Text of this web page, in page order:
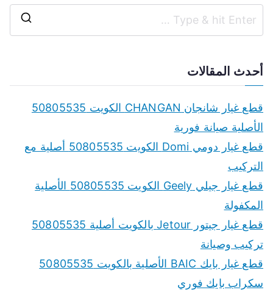
r
أحدث المقالات
قطع غيار شانجان CHANGAN الكويت 50805535
الأصلية صيانة فورية
قطع غيار دومي Domi الكويت 50805535 أصلية مع
التركيب
قطع غيار جيلي Geely الكويت 50805535 الأصلية
المكفولة
قطع غيار جيتور Jetour بالكويت أصلية 50805535
تركيب وصيانة
قطع غيار بايك BAIC الأصلية بالكويت 50805535
سكراب بايك فوري